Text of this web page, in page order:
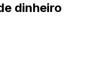
dinheiro